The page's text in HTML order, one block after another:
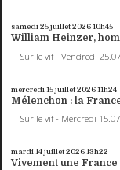
samedi 25juillet 202610h45
William Heinzer,
Sur le vif - Vendredi
mercredi 15juillet 202611h24
Mélenchon : la
Sur le vif - Mercredi
mardi 14juillet 202613h22
Vivement une